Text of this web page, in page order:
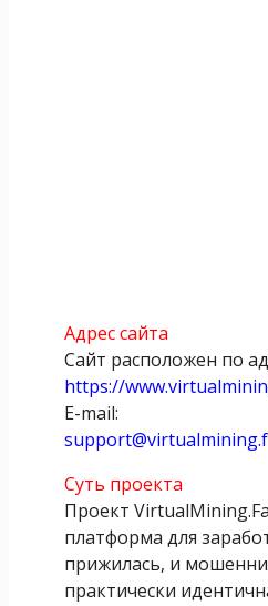
Адрес сайта
Сайт расположен по
https://
E-mail:
Суть проекта
Проект
платформа для
прижилась, и
практически